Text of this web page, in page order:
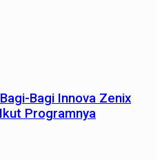
Bagi Innova Zenix
Programnya